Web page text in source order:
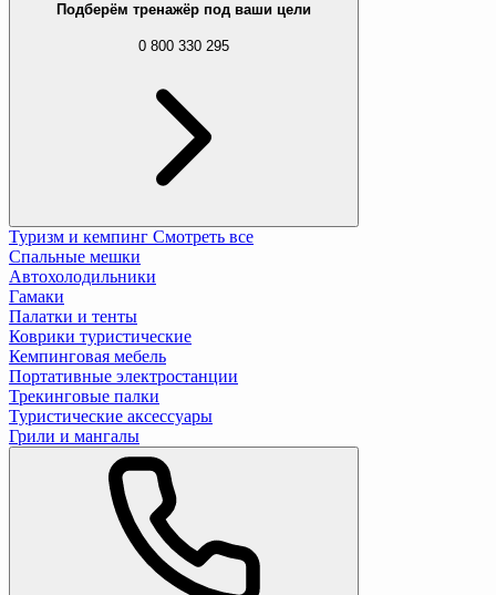
Подберём тренажёр под ваши цели
0 800 330 295
Туризм и кемпинг Смотреть все
Спальные мешки
Автохолодильники
Гамаки
Палатки и тенты
Коврики туристические
Кемпинговая мебель
Портативные электростанции
Трекинговые палки
Туристические аксессуары
Грили и мангалы